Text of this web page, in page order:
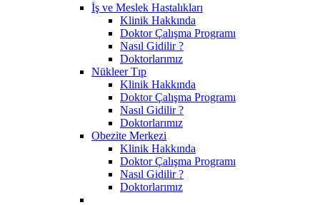
İş ve Meslek Hastalıkları
Klinik Hakkında
Doktor Çalışma Programı
Nasıl Gidilir ?
Doktorlarımız
Nükleer Tıp
Klinik Hakkında
Doktor Çalışma Programı
Nasıl Gidilir ?
Doktorlarımız
Obezite Merkezi
Klinik Hakkında
Doktor Çalışma Programı
Nasıl Gidilir ?
Doktorlarımız